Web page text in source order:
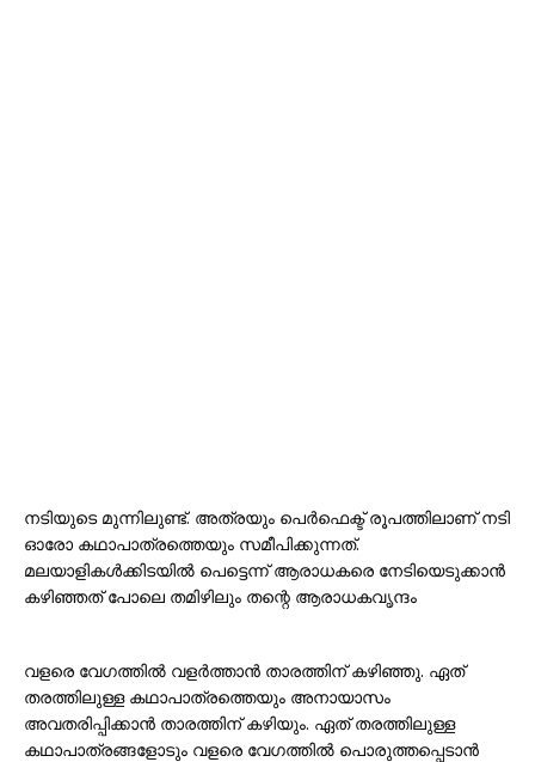
നടിയുടെ മുന്നിലുണ്ട്. അത്രയും പെർഫെക്ട് രൂപത്തിലാണ് നടി
ഓരോ കഥാപാത്രത്തെയും സമീപിക്കുന്നത്.
മലയാളികൾക്കിടയിൽ പെട്ടെന്ന് ആരാധകരെ നേടിയെടുക്കാൻ
കഴിഞ്ഞത് പോലെ തമിഴിലും തന്റെ ആരാധകവൃന്ദം
വളരെ വേഗത്തിൽ വളർത്താൻ താരത്തിന് കഴിഞ്ഞു. ഏത്
തരത്തിലുള്ള കഥാപാത്രത്തെയും അനായാസം
അവതരിപ്പിക്കാൻ താരത്തിന് കഴിയും. ഏത് തരത്തിലുള്ള
കഥാപാത്രങ്ങളോടും വളരെ വേഗത്തിൽ പൊരുത്തപ്പെടാൻ